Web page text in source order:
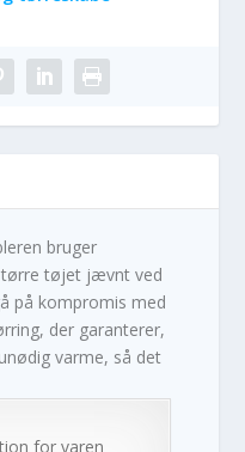
bruger
tøjet jævnt ved
på kompromis med
der garanterer,
varme, så det
for varen